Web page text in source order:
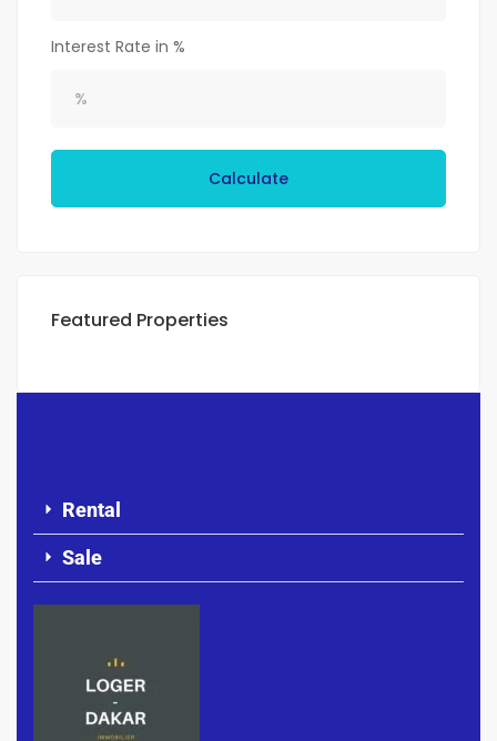
Interest Rate in %
Calculate
Featured Properties
Rental
Sale